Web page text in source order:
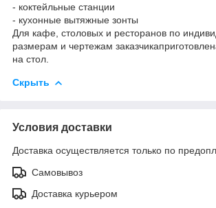
- коктейльные станции
- кухонные вытяжные зонты
Для кафе, столовых и ресторанов по
размерам и чертежам
на стол.
Скрыть
Условия доставки
Доставка осуществляется только по
Самовывоз
Доставка курьером